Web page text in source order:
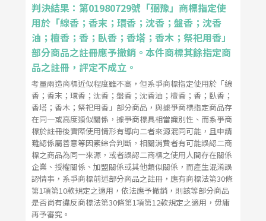
判決結果：第01980729號「弼豫」商標指定使
用於「線香；香末；環香；沈香；盤香；沈香
油；檀香；香；臥香；香塔；香木；祭祀用香」
部分商品之註冊應予撤銷。本件商標其餘指定商
品之註冊，評定不成立。
考量兩造商標近似程度雖不高，但系爭商標指定使用於「線
香；香末；環香；沈香；盤香；沈香油；檀香；香；臥香；
香塔；香木；祭祀用香」部分商品，與據爭商標指定商品存
在同一或高度類似關係，據爭商標具相當識別性、而系爭商
標於註冊後實際使用情形有導向二者來源混同可能，且申請
難認係屬善意等因素綜合判斷，相關消費者有可能誤認二商
標之商品為同一來源，或者誤認二商標之使用人間存在關係
企業、授權關係、加盟關係或其他類似關係，而產生混淆誤
認情事，系爭商標前述部分商品之註冊，應有商標法第30條
第1項第10款規定之適用，依法應予撤銷，則該等部分商品
是否尚有違反商標法第30條第1項第12款規定之適用，毋庸
再予審究。